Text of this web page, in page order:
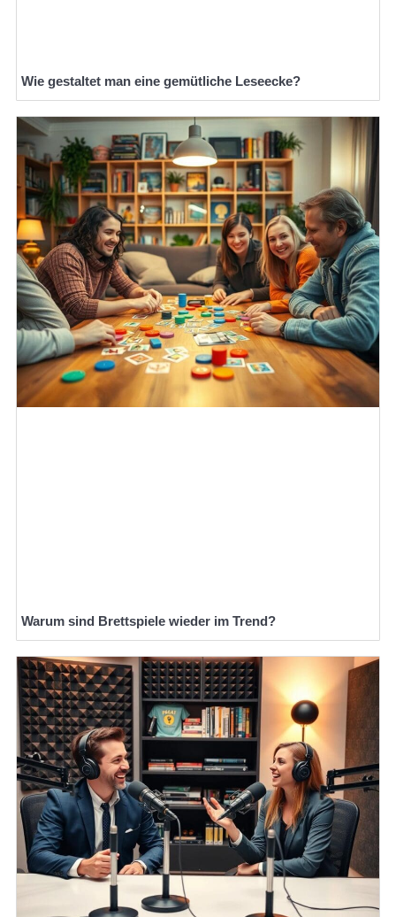
Wie gestaltet man eine gemütliche Leseecke?
Warum sind Brettspiele wieder im Trend?